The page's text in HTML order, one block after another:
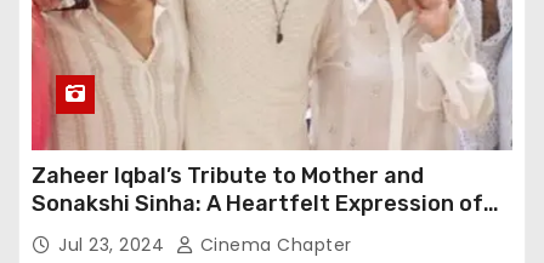
Zaheer Iqbal’s Tribute to Mother and
Sonakshi Sinha: A Heartfelt Expression of
Gratitude
Jul 23, 2024 Cinema Chapter